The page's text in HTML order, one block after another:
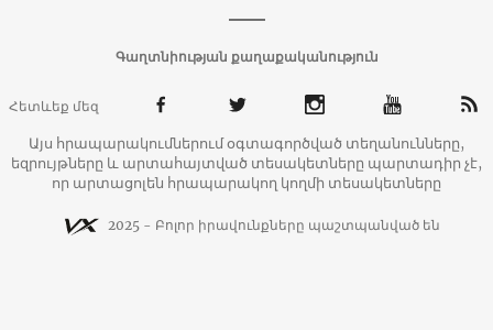
Գաղտնիության քաղաքականություն
Հետևեք մեզ
Այս հրապարակումներում օգտագործված տեղանունները,
եզրույթները և արտահայտված տեսակետները պարտադիր չէ,
որ արտացոլեն հրապարակող կողմի տեսակետները
2025 - Բոլոր իրավունքները պաշտպանված են